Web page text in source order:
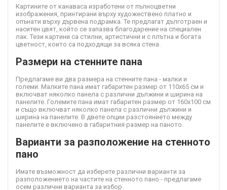
Картините от канаваса изработени от пълноцветни
изображения, принтирани върху художествено платно и
опънати върху дървена подрамка. Те предлагат дълготраен и
наситен цвят, който се запазва благодарение на специален
лак. Тези картини са стилни, артистични и с плътна и богата
цветност, които са подходящи за всяка стена.
Размери на стенните пана
Предлагаме ви два размера на стенните пана - малки и
големи. Малките пана имат габаритен размер от 110х65 см и
включват няколко панела с различни дължини и ширина на
панелите. Големите пана имат габаритен размер от 160х100 см
и също включват няколко панела с различни дължини и
ширина на панелите. В двете опции разстоянието между
панелите е включено в габаритния размер на паното.
Варианти за разположение на стенното
пано
Имате възможност да изберете различни варианти за
разположението на частите на стенното пано - предлагаме
осем различни варианта за избор.